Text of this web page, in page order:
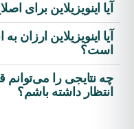
آیا اینویزیلاین برای
آیا اینویزیلاین ارزان
است؟
چه نتایجی را می‌توانم
انتظار داشته باشم؟